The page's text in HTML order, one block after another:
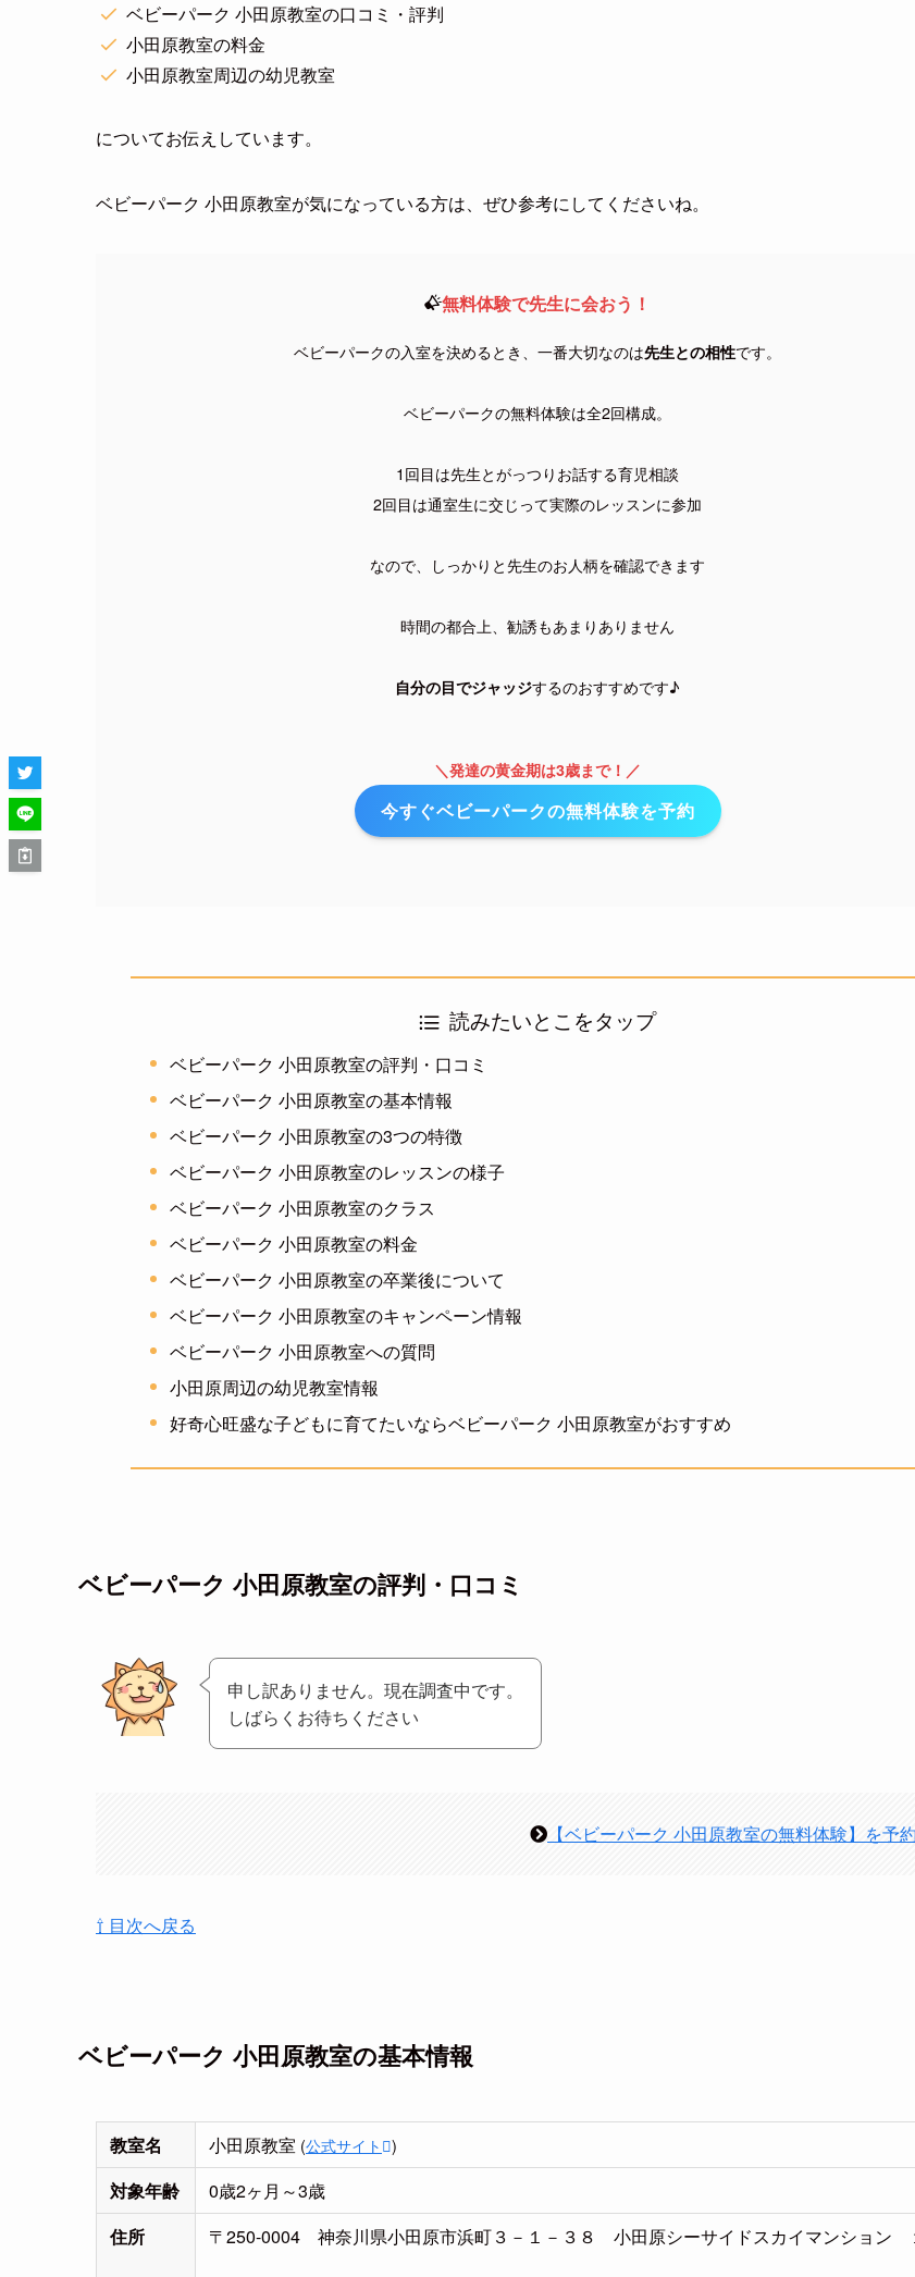
ベビーパーク 小田原教室の口コミ・評判
小田原教室の料金
小田原教室周辺の幼児教室
についてお伝えしています。
ベビーパーク 小田原教室が気になっている方は、ぜひ参考にしてくださいね。
無料体験で先生に会おう！
ベビーパークの入室を決めるとき、一番大切なのは先生との相性です。
ベビーパークの無料体験は全2回構成。
1回目は先生とがっつりお話する育児相談
2回目は通室生に交じって実際のレッスンに参加
なので、しっかりと先生のお人柄を確認できます
時間の都合上、勧誘もあまりありません
自分の目でジャッジするのおすすめです♪
＼発達の黄金期は3歳まで！／
今すぐベビーパークの無料体験を予約
読みたいとこをタップ
ベビーパーク 小田原教室の評判・口コミ
ベビーパーク 小田原教室の基本情報
ベビーパーク 小田原教室の3つの特徴
ベビーパーク 小田原教室のレッスンの様子
ベビーパーク 小田原教室のクラス
ベビーパーク 小田原教室の料金
ベビーパーク 小田原教室の卒業後について
ベビーパーク 小田原教室のキャンペーン情報
ベビーパーク 小田原教室への質問
小田原周辺の幼児教室情報
好奇心旺盛な子どもに育てたいならベビーパーク 小田原教室がおすすめ
ベビーパーク 小田原教室の評判・口コミ
申し訳ありません。現在調査中です。
しばらくお待ちください
【ベビーパーク 小田原教室の無料体験】を予
⇧ 目次へ戻る
ベビーパーク 小田原教室の基本情報
教室名 小田原教室 (公式サイト )
対象年齢
0歳2ヶ月～3歳
住所
〒250-0004 神奈川県小田原市浜町３－１－３８ 小田原シーサイドスカイマンション